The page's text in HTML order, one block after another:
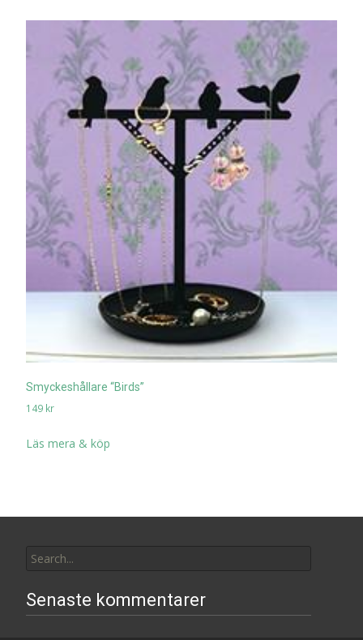
Smyckeshållare “Birds”
149 kr
Läs mera & köp
for:
Senaste kommentarer